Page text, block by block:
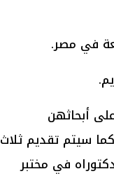
في مصر.
أبحاثهن
سيتم تقديم ثلاث
في مختبر